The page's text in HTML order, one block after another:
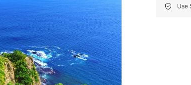
墨西哥 ・中南美洲
非洲 中東 中亞
墨西哥 ・中南美洲
非洲 中東 中亞